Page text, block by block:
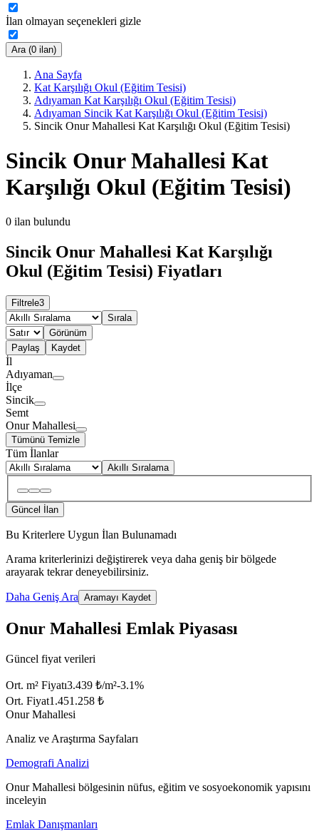
İlan olmayan seçenekleri gizle
Ara (0 ilan)
Ana Sayfa
Kat Karşılığı Okul (Eğitim Tesisi)
Adıyaman Kat Karşılığı Okul (Eğitim Tesisi)
Adıyaman Sincik Kat Karşılığı Okul (Eğitim Tesisi)
Sincik Onur Mahallesi Kat Karşılığı Okul (Eğitim Tesisi)
Sincik Onur Mahallesi Kat
Karşılığı Okul (Eğitim Tesisi)
0 ilan bulundu
Sincik Onur Mahallesi Kat Karşılığı
Okul (Eğitim Tesisi) Fiyatları
Filtrele3
Sırala
Görünüm
Paylaş
Kaydet
İl
Adıyaman
İlçe
Sincik
Semt
Onur Mahallesi
Tümünü Temizle
Tüm İlanlar
Akıllı Sıralama
Güncel İlan
Bu Kriterlere Uygun İlan Bulunamadı
Arama kriterlerinizi değiştirerek veya daha geniş bir bölgede
arayarak tekrar deneyebilirsiniz.
Daha Geniş Ara Aramayı Kaydet
Onur Mahallesi Emlak Piyasası
Güncel fiyat verileri
Ort. m² Fiyatı3.439 ₺/m²-3.1%
Ort. Fiyat1.451.258 ₺
Onur Mahallesi
Analiz ve Araştırma Sayfaları
Demografi Analizi
Onur Mahallesi bölgesinin nüfus, eğitim ve sosyoekonomik yapısını
inceleyin
Emlak Danışmanları